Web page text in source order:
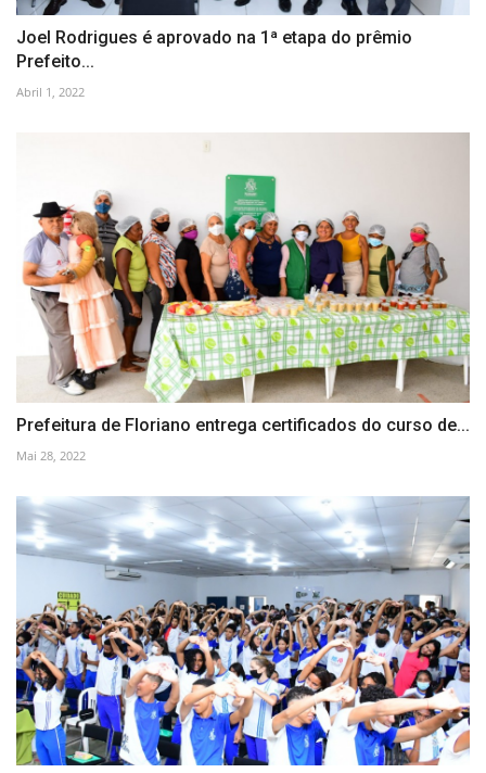
Joel Rodrigues é aprovado na 1ª etapa do prêmio
Prefeito...
Abril 1, 2022
Prefeitura de Floriano entrega certificados do curso de...
Mai 28, 2022